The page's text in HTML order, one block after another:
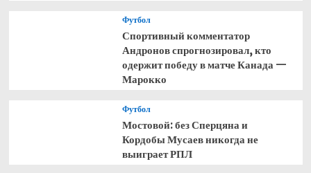
Футбол
Спортивный комментатор
Андронов спрогнозировал, кто
одержит победу в матче Канада —
Марокко
Футбол
Мостовой: без Сперцяна и
Кордобы Мусаев никогда не
выиграет РПЛ